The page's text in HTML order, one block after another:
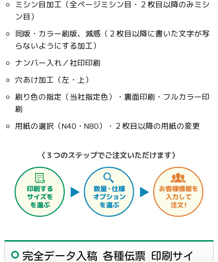
ミシン目加工（全ページミシン目・２枚目以降のみミシ
ン目）
同版・カラー刷版、減感（２枚目以降に書いた文字が写
らないようにする加工）
ナンバー入れ／社印印刷
穴あけ加工（左・上）
刷り色の指定（当社指定色）・裏面印刷・フルカラー印
刷
用紙の選択（N40・N80）・２枚目以降の用紙の変更
完全データ入稿 各種伝票 印刷サイ